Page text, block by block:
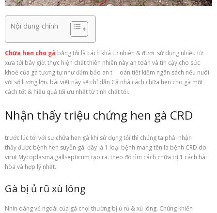
Nội dung chính
Chữa hen cho gà bằng tỏi là cách khá tự nhiên & được sử dụng nhiều từ
xưa tới bây giờ. thực hiện chất thiên nhiên này an toàn và tin cậy cho sức
khoẻ của gà tương tự như đảm bảo an t oàn tiết kiệm ngân sách nếu nuôi
với số lượng lớn. bài viết này sẽ chỉ dẫn Cả nhà cách chữa hen cho gà một
cách tốt & hiệu quả tối ưu nhất từ tinh chất tỏi.
Nhận thấy triệu chứng hen gà CRD
trước lúc tới với sự chữa hen gà khi sử dụng tỏi thì chúng ta phải nhận
thấy được bệnh hen suyễn gà. đây là 1 loại bệnh mang tên là bệnh CRD do
virut Mycoplasma gallsepticum tạo ra. theo đó tìm cách chữa trị 1 cách hài
hòa và hợp lý nhất.
Gà bị ủ rũ xù lông
Nhìn dáng vẻ ngoài của gà chọi thường bị ủ rủ & xù lông. Chúng khiến